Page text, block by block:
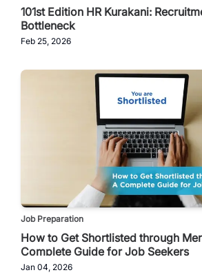
101st Edition HR Kurakani:
Bottleneck
Feb 25, 2026
Job Preparation
How to Get Shortlisted through
Complete Guide for Job Seekers
Jan 04, 2026